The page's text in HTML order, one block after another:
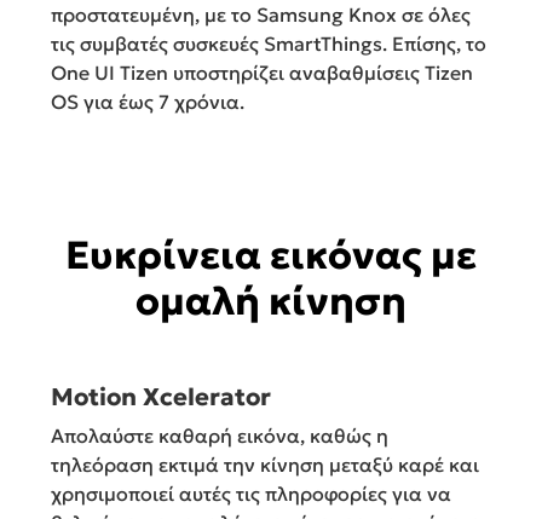
προστατευμένη, με το Samsung Knox σε όλες
τις συμβατές συσκευές SmartThings. Επίσης, το
One UI Tizen υποστηρίζει αναβαθμίσεις Tizen
OS για έως 7 χρόνια.
Ευκρίνεια εικόνας με
ομαλή κίνηση
Motion Xcelerator
Απολαύστε καθαρή εικόνα, καθώς η
τηλεόραση εκτιμά την κίνηση μεταξύ καρέ και
χρησιμοποιεί αυτές τις πληροφορίες για να